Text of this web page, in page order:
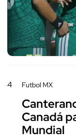
4 Futbol MX
Canadá
Mundial